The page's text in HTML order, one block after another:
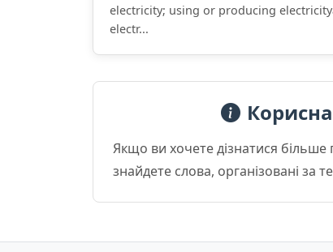
electricity; using or producing
electr...
Якщо ви хочете дізнатися більше
знайдете слова, організовані за